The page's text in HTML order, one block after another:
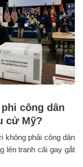
công dân
cử Mỹ?
không phải công dân
lên tranh cãi gay gắt